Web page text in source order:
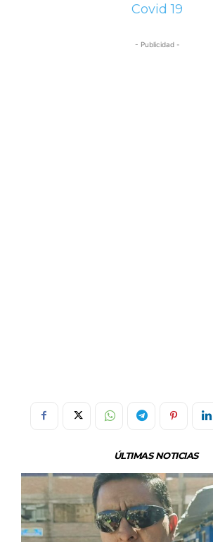
Covid 19
- Publicidad -
ÚLTIMAS NOTICIAS